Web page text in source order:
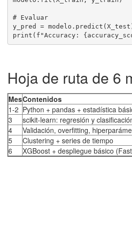
# Evaluar
y_pred =
Hoja de ruta de 6
MesContenidos
1-2 Python + pandas + estadística
3
scikit-learn: regresión y
4
Validación, overfitting,
5
Clustering + series de tiempo
6
XGBoost + despliegue básico